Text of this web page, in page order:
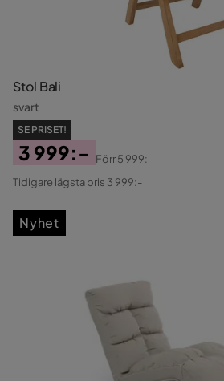
Stol Bali
svart
SE PRISET!
Pris
3 999:-
Original
Förr5 999:-
Tidigare lägsta pris 3 999:-
Nyhet